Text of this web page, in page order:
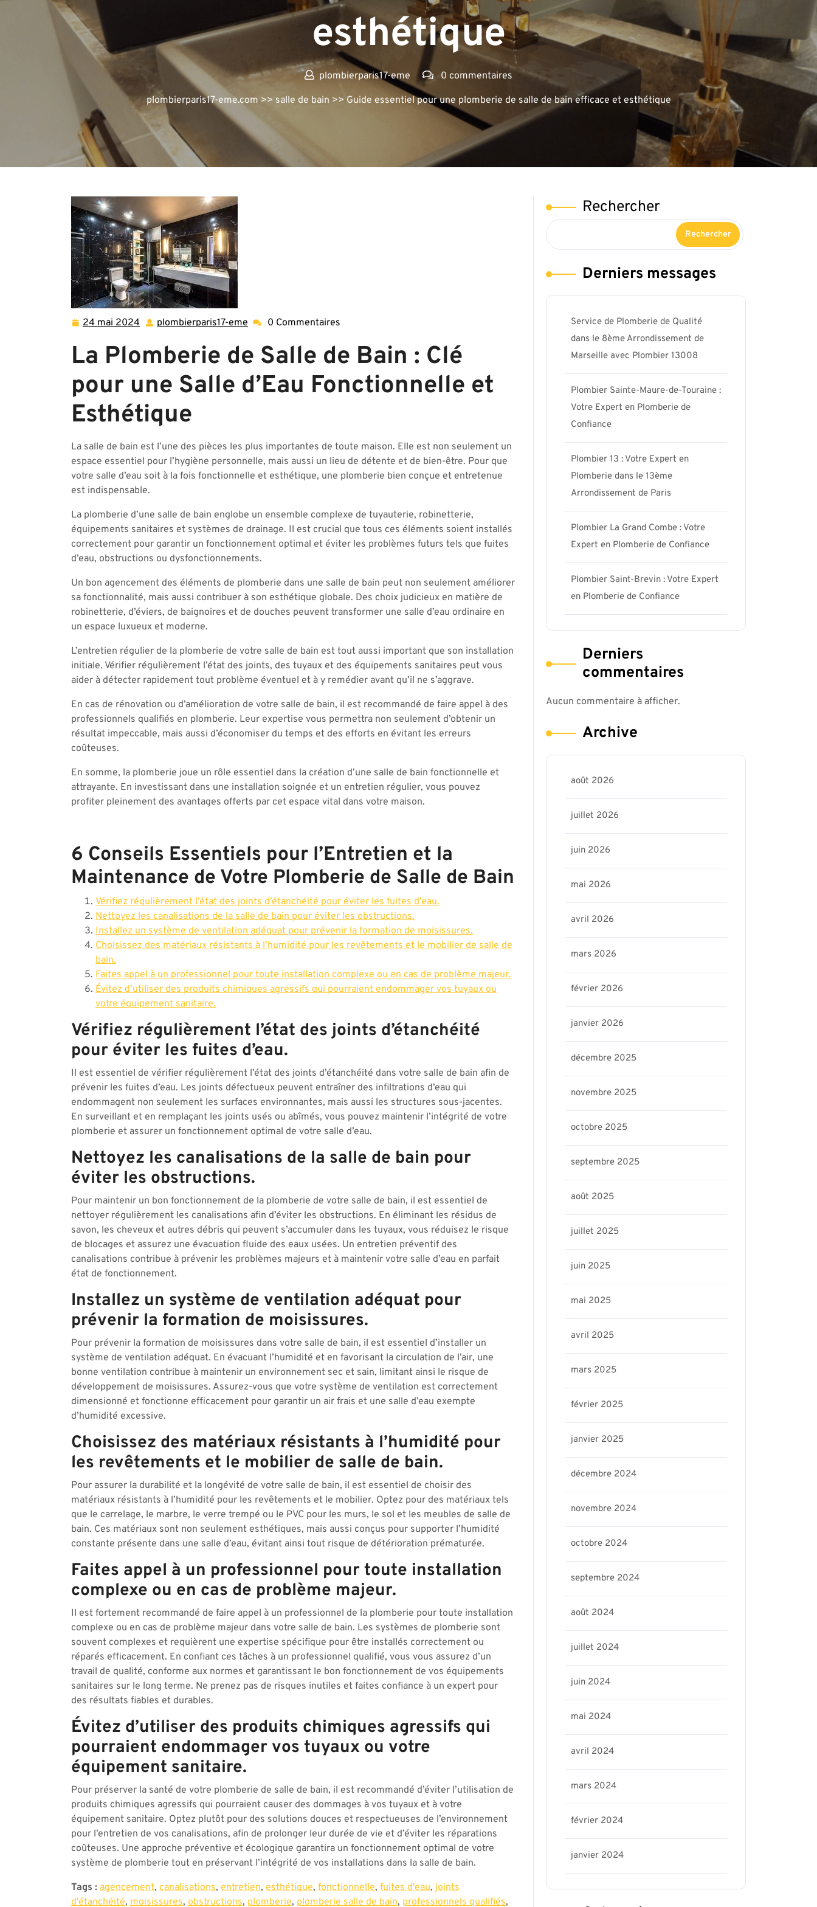
esthétique
plombierparis17-eme
0 commentaires
plombierparis17-eme.com >> salle de bain >> Guide essentiel pour une plomberie de salle de bain efficace et esthétique
24 mai 2024 24
2024
plombierparis17-eme plombierparis17-
0 Commentaires
La Plomberie de Salle de Bain : Clé
pour une Salle d’Eau Fonctionnelle et
Esthétique
La salle de bain est l’une des pièces les plus importantes de toute maison. Elle est non seulement un
espace essentiel pour l’hygiène personnelle, mais aussi un lieu de détente et de bien-être. Pour que
votre salle d’eau soit à la fois fonctionnelle et esthétique, une plomberie bien conçue et entretenue
est indispensable.
La plomberie d’une salle de bain englobe un ensemble complexe de tuyauterie, robinetterie,
équipements sanitaires et systèmes de drainage. Il est crucial que tous ces éléments soient installés
correctement pour garantir un fonctionnement optimal et éviter les problèmes futurs tels que fuites
d’eau, obstructions ou dysfonctionnements.
Un bon agencement des éléments de plomberie dans une salle de bain peut non seulement améliorer
sa fonctionnalité, mais aussi contribuer à son esthétique globale. Des choix judicieux en matière de
robinetterie, d’éviers, de baignoires et de douches peuvent transformer une salle d’eau ordinaire en
un espace luxueux et moderne.
L’entretien régulier de la plomberie de votre salle de bain est tout aussi important que son installation
initiale. Vérifier régulièrement l’état des joints, des tuyaux et des équipements sanitaires peut vous
aider à détecter rapidement tout problème éventuel et à y remédier avant qu’il ne s’aggrave.
En cas de rénovation ou d’amélioration de votre salle de bain, il est recommandé de faire appel à des
professionnels qualifiés en plomberie. Leur expertise vous permettra non seulement d’obtenir un
résultat impeccable, mais aussi d’économiser du temps et des efforts en évitant les erreurs
coûteuses.
En somme, la plomberie joue un rôle essentiel dans la création d’une salle de bain fonctionnelle et
attrayante. En investissant dans une installation soignée et un entretien régulier, vous pouvez
profiter pleinement des avantages offerts par cet espace vital dans votre maison.
6 Conseils Essentiels pour l’Entretien et la
Maintenance de Votre Plomberie de Salle de Bain
Vérifiez régulièrement l’état des joints d’étanchéité pour éviter les fuites d’eau.
Nettoyez les canalisations de la salle de bain pour éviter les obstructions.
Installez un système de ventilation adéquat pour prévenir la formation de moisissures.
Choisissez des matériaux résistants à l’humidité pour les revêtements et le mobilier de salle de
bain.
Faites appel à un professionnel pour toute installation complexe ou en cas de problème majeur.
Évitez d’utiliser des produits chimiques agressifs qui pourraient endommager vos tuyaux ou
votre équipement sanitaire.
Vérifiez régulièrement l’état des joints d’étanchéité
pour éviter les fuites d’eau.
Il est essentiel de vérifier régulièrement l’état des joints d’étanchéité dans votre salle de bain afin de
prévenir les fuites d’eau. Les joints défectueux peuvent entraîner des infiltrations d’eau qui
endommagent non seulement les surfaces environnantes, mais aussi les structures sous-jacentes.
En surveillant et en remplaçant les joints usés ou abîmés, vous pouvez maintenir l’intégrité de votre
plomberie et assurer un fonctionnement optimal de votre salle d’eau.
Nettoyez les canalisations de la salle de bain pour
éviter les obstructions.
Pour maintenir un bon fonctionnement de la plomberie de votre salle de bain, il est essentiel de
nettoyer régulièrement les canalisations afin d’éviter les obstructions. En éliminant les résidus de
savon, les cheveux et autres débris qui peuvent s’accumuler dans les tuyaux, vous réduisez le risque
de blocages et assurez une évacuation fluide des eaux usées. Un entretien préventif des
canalisations contribue à prévenir les problèmes majeurs et à maintenir votre salle d’eau en parfait
état de fonctionnement.
Installez un système de ventilation adéquat pour
prévenir la formation de moisissures.
Pour prévenir la formation de moisissures dans votre salle de bain, il est essentiel d’installer un
système de ventilation adéquat. En évacuant l’humidité et en favorisant la circulation de l’air, une
bonne ventilation contribue à maintenir un environnement sec et sain, limitant ainsi le risque de
développement de moisissures. Assurez-vous que votre système de ventilation est correctement
dimensionné et fonctionne efficacement pour garantir un air frais et une salle d’eau exempte
d’humidité excessive.
Choisissez des matériaux résistants à l’humidité pour
les revêtements et le mobilier de salle de bain.
Pour assurer la durabilité et la longévité de votre salle de bain, il est essentiel de choisir des
matériaux résistants à l’humidité pour les revêtements et le mobilier. Optez pour des matériaux tels
que le carrelage, le marbre, le verre trempé ou le PVC pour les murs, le sol et les meubles de salle de
bain. Ces matériaux sont non seulement esthétiques, mais aussi conçus pour supporter l’humidité
constante présente dans une salle d’eau, évitant ainsi tout risque de détérioration prématurée.
Faites appel à un professionnel pour toute installation
complexe ou en cas de problème majeur.
Il est fortement recommandé de faire appel à un professionnel de la plomberie pour toute installation
complexe ou en cas de problème majeur dans votre salle de bain. Les systèmes de plomberie sont
souvent complexes et requièrent une expertise spécifique pour être installés correctement ou
réparés efficacement. En confiant ces tâches à un professionnel qualifié, vous vous assurez d’un
travail de qualité, conforme aux normes et garantissant le bon fonctionnement de vos équipements
sanitaires sur le long terme. Ne prenez pas de risques inutiles et faites confiance à un expert pour
des résultats fiables et durables.
Évitez d’utiliser des produits chimiques agressifs qui
pourraient endommager vos tuyaux ou votre
équipement sanitaire.
Pour préserver la santé de votre plomberie de salle de bain, il est recommandé d’éviter l’utilisation de
produits chimiques agressifs qui pourraient causer des dommages à vos tuyaux et à votre
équipement sanitaire. Optez plutôt pour des solutions douces et respectueuses de l’environnement
pour l’entretien de vos canalisations, afin de prolonger leur durée de vie et d’éviter les réparations
coûteuses. Une approche préventive et écologique garantira un fonctionnement optimal de votre
système de plomberie tout en préservant l’intégrité de vos installations dans la salle de bain.
Tags : agencement, canalisations, entretien, esthétique, fonctionnelle, fuites d'eau, joints
d'étanchéité, moisissures, obstructions, plomberie, plomberie salle de bain, professionnels qualifiés,
Rechercher
Rechercher
Derniers messages
Service de Plomberie de Qualité
dans le 8ème Arrondissement de
Marseille avec Plombier 13008
Plombier Sainte-Maure-de-Touraine :
Votre Expert en Plomberie de
Confiance
Plombier 13 : Votre Expert en
Plomberie dans le 13ème
Arrondissement de Paris
Plombier La Grand Combe : Votre
Expert en Plomberie de Confiance
Plombier Saint-Brevin : Votre Expert
en Plomberie de Confiance
Derniers
commentaires
Aucun commentaire à afficher.
Archive
août 2026
juillet 2026
juin 2026
mai 2026
avril 2026
mars 2026
février 2026
janvier 2026
décembre 2025
novembre 2025
octobre 2025
septembre 2025
août 2025
juillet 2025
juin 2025
mai 2025
avril 2025
mars 2025
février 2025
janvier 2025
décembre 2024
novembre 2024
octobre 2024
septembre 2024
août 2024
juillet 2024
juin 2024
mai 2024
avril 2024
mars 2024
février 2024
janvier 2024